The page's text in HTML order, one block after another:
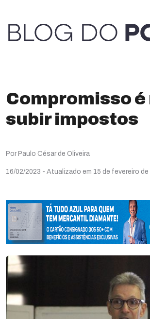
Compromisso é
subir impostos
Por Paulo César de Oliveira
16/02/2023 - Atualizado em 15 de fevereiro de